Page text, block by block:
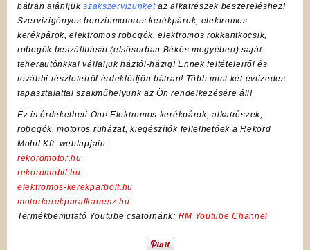
bátran ajánljukszakszervizünket az alkatrészek beszereléshez!
Szervizigényes benzinmotoros kerékpárok, elektromos
kerékpárok, elektromos robogók, elektromos rokkantkocsik,
robogók beszállítását (elsősorban Békés megyében) saját
teherautónkkal vállaljuk háztól-házig! Ennek feltételeiről és
további részleteiről érdeklődjön bátran! Több mint két évtizedes
tapasztalattal szakműhelyünk az Ön rendelkezésére áll!
Ez is érdekelheti Önt! Elektromos kerékpárok, alkatrészek,
robogók, motoros ruházat, kiegészítők fellelhetőek a Rekord
Mobil Kft. weblapjain:
rekordmotor.hu
rekordmobil.hu
elektromos-kerekparbolt.hu
motorkerekparalkatresz.hu
Termékbemutató Youtube csatornánk: RM Youtube Channel